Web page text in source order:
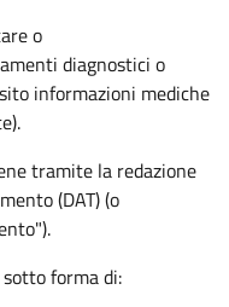
o
diagnostici o
informazioni mediche
tramite la redazione
(DAT) (o
forma di: